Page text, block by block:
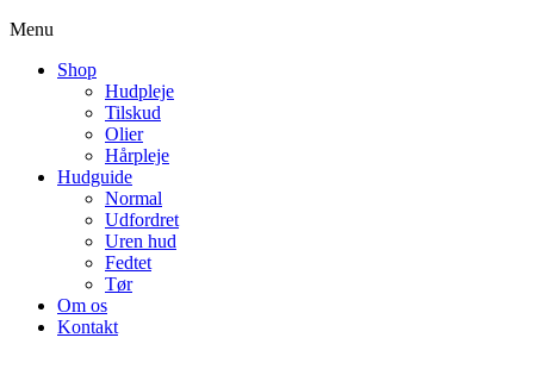
Menu
Shop
Hudpleje
Tilskud
Olier
Hårpleje
Hudguide
Normal
Udfordret
Uren hud
Fedtet
Tør
Om os
Kontakt